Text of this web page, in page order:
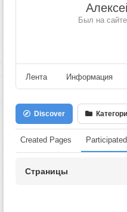
Был на сайте,
Лента Информация
Discover
Created Pages
Страницы